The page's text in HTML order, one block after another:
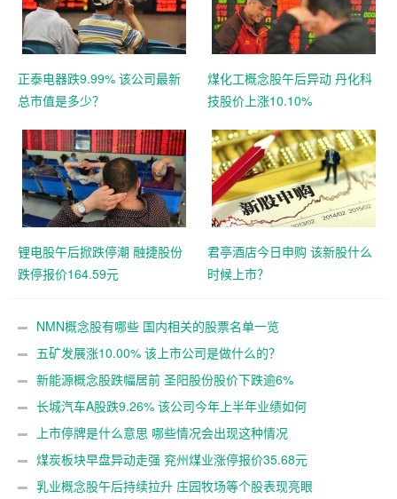
正泰电器跌9.99% 该公司最新
总市值是多少？
煤化工概念股午后异动 丹化科
技股价上涨10.10%
锂电股午后掀跌停潮 融捷股份
跌停报价164.59元
君亭酒店今日申购 该新股什么
时候上市？
NMN概念股有哪些 国内相关的股票名单一览
五矿发展涨10.00% 该上市公司是做什么的？
新能源概念股跌幅居前 圣阳股份股价下跌逾6%
长城汽车A股跌9.26% 该公司今年上半年业绩如何
上市停牌是什么意思 哪些情况会出现这种情况
煤炭板块早盘异动走强 兖州煤业涨停报价35.68元
乳业概念股午后持续拉升 庄园牧场等个股表现亮眼